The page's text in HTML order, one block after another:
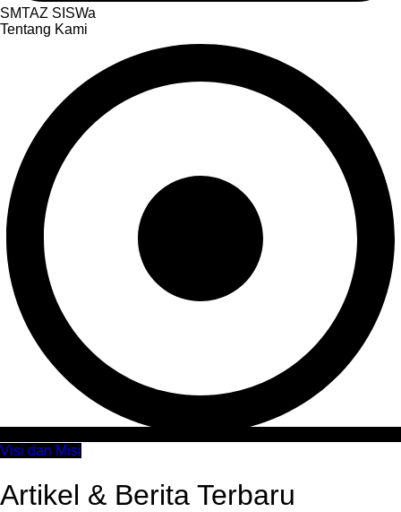
SMTAZ SISWa
Tentang Kami
Visi dan Misi
Artikel & Berita Terbaru